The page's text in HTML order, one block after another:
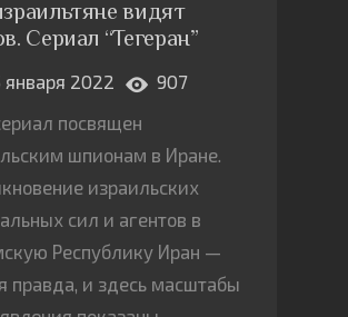
видят
Сериал “Тегеран”
января 2022
907
посвящен
шпионам в Иране.
израильских
сил и агентов в
Республику Иран —
правда, и здесь масштабы